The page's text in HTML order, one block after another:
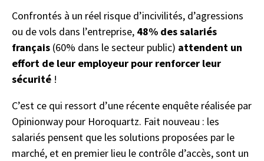
Confrontés à un réel risque d’incivilités, d’agressions
ou de vols dans l’entreprise, 48% des salariés
français (60% dans le secteur public) attendent un
effort de leur employeur pour renforcer leur
sécurité !
C’est ce qui ressort d’une récente enquête réalisée par
Opinionway pour Horoquartz. Fait nouveau : les
salariés pensent que les solutions proposées par le
marché, et en premier lieu le contrôle d’accès, sont un